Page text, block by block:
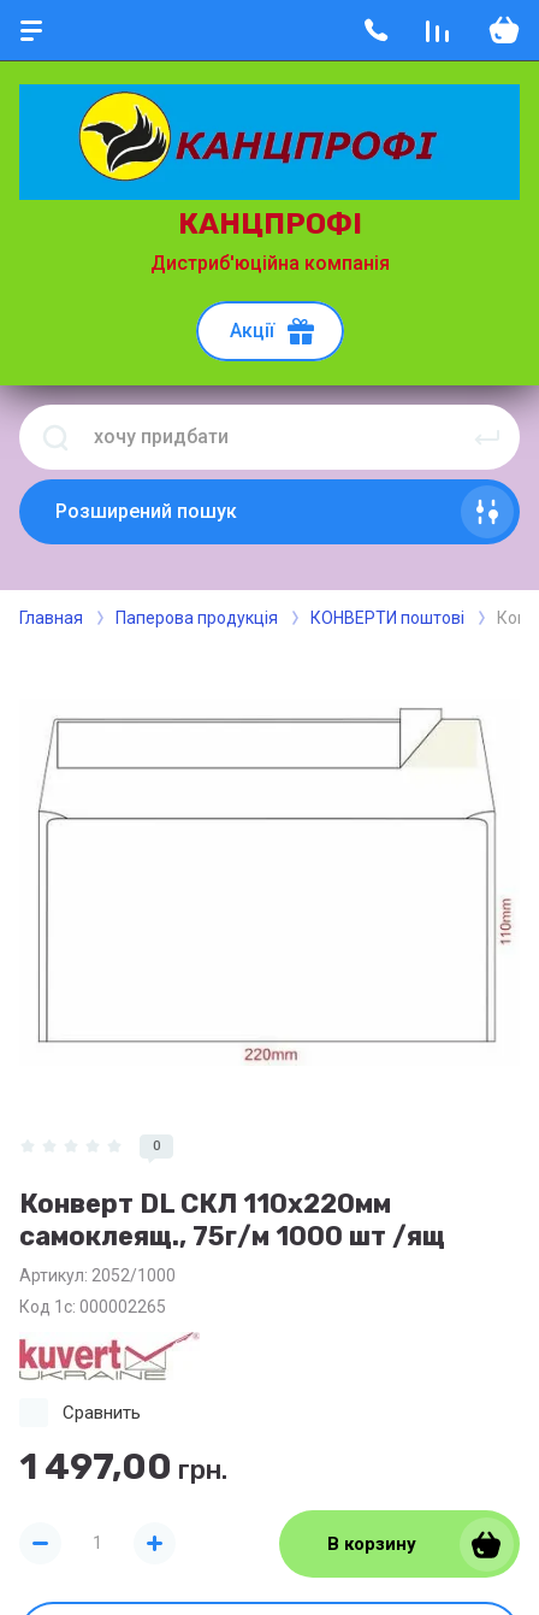
КАНЦПРОФІ
Дистриб'юційна компанія
Акції
Розширений пошук
Главная Паперова продукція КОНВЕРТИ поштові
0
Конверт DL СКЛ 110х220мм
самоклеящ., 75г/м 1000 шт /ящ
Артикул: 2052/1000
Код 1с: 000002265
1 497,00 грн.
Сравнить
В корзину